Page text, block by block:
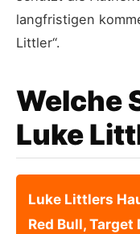
langfristigen
Littler“.
Welche
Luke
Luke Littlers
Red Bull,